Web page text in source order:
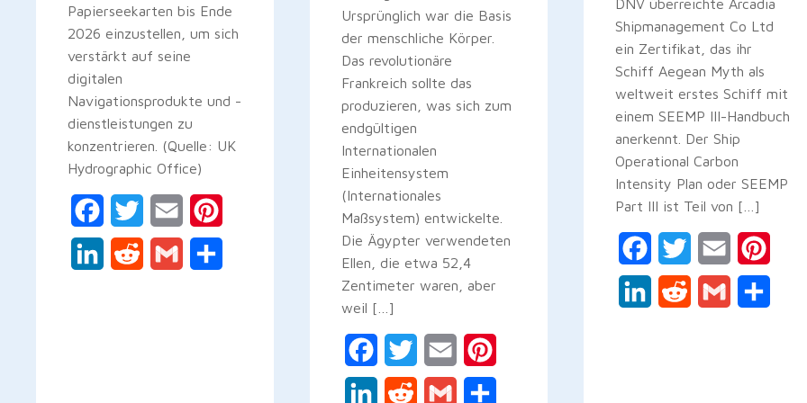
Papierseekarten bis Ende
2026 einzustellen, um sich
verstärkt auf seine
digitalen
Navigationsprodukte und -
dienstleistungen zu
konzentrieren. (Quelle: UK
Hydrographic Office)
FacebookTwitter Email
LinkedIn Reddit Gmail
Ursprünglich war die Basis
der menschliche Körper.
Das revolutionäre
Frankreich sollte das
produzieren, was sich zum
endgültigen
Internationalen
Einheitensystem
(Internationales
Maßsystem) entwickelte.
Die Ägypter verwendeten
Ellen, die etwa 52,4
Zentimeter waren, aber
weil […]
FacebookTwitterEmail
LinkedInReddit Gmail
DNV überreichte Arcadia
Shipmanagement Co Ltd
ein Zertifikat, das ihr
Schiff Aegean Myth als
weltweit erstes Schiff mit
einem SEEMP III-Handbuch
anerkennt. Der Ship
Operational Carbon
Intensity Plan oder SEEMP
Part III ist Teil von […]
FacebookTwitterEmail
LinkedInReddit Gmail